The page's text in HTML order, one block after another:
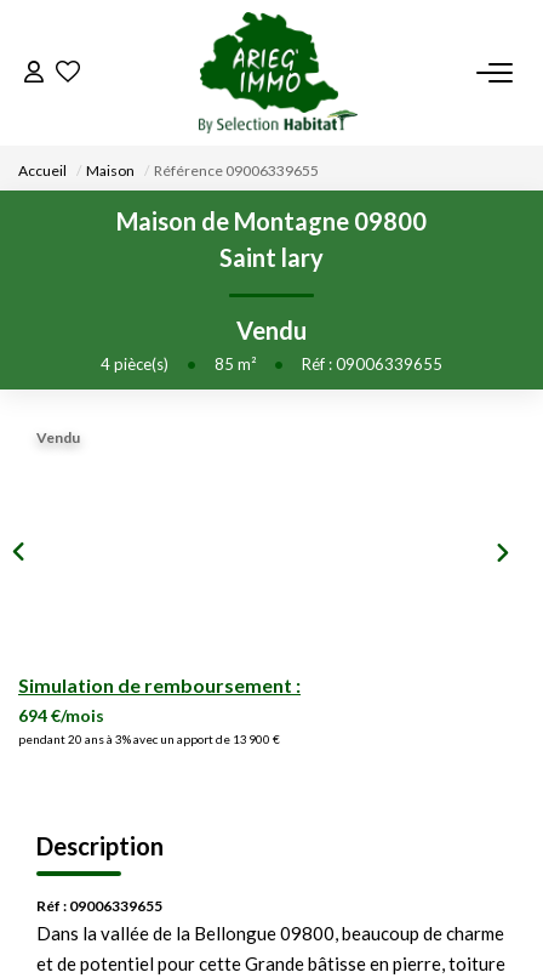
ACCUEIL
NOS BIENS
VENDRE UN BIEN
DÉPOSEZ VOTRE RECHERCHE
Accueil Maison Référence 09006339655
Maison de Montagne 09800
Saint lary
Vendu
4pièce(s) • 85 m² • Réf : 09006339655
Vendu
Simulation de remboursement :
694 €/mois
pendant 20 ans à 3% avec un apport de 13 900 €
Description
Réf : 09006339655
Dans la vallée de la Bellongue 09800, beaucoup de charme
et de potentiel pour cette Grande bâtisse en pierre, toiture